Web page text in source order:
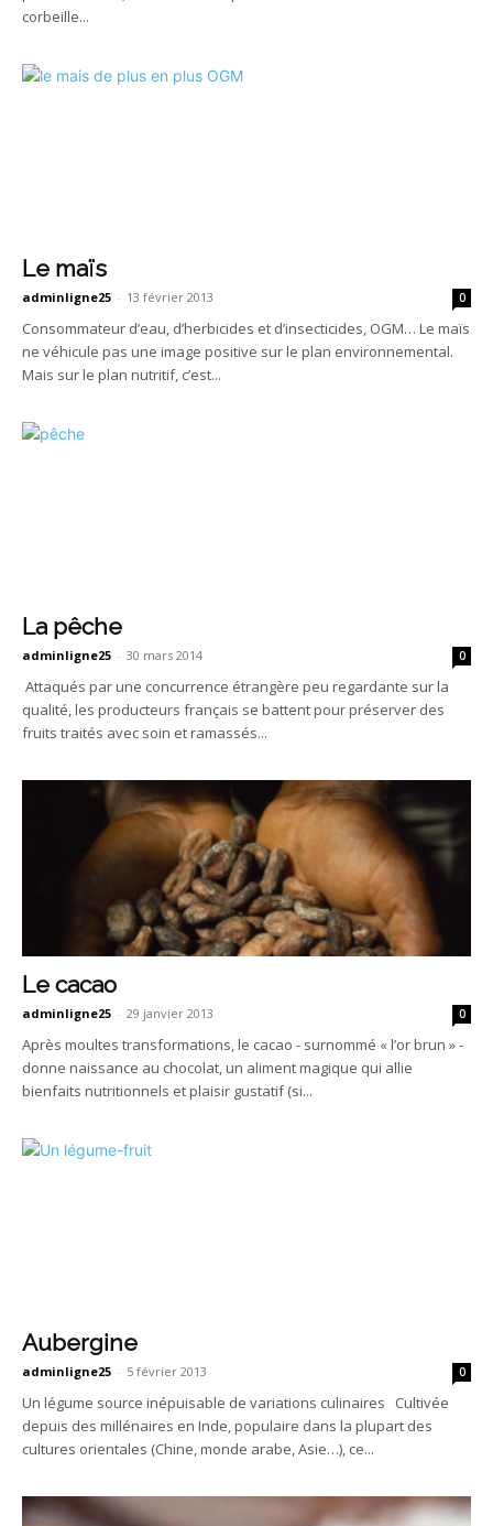
corbeille...
Le maïs
adminligne25 - 13 février 2013 0
Consommateur d’eau, d’herbicides et d’insecticides, OGM… Le maïs
ne véhicule pas une image positive sur le plan environnemental.
Mais sur le plan nutritif, c’est...
La pêche
adminligne25 - 30 mars 2014 0
Attaqués par une concurrence étrangère peu regardante sur la
qualité, les producteurs français se battent pour préserver des
fruits traités avec soin et ramassés...
Le cacao
adminligne25 - 29 janvier 2013 0
Après moultes transformations, le cacao - surnommé « l’or brun » -
donne naissance au chocolat, un aliment magique qui allie
bienfaits nutritionnels et plaisir gustatif (si...
Aubergine
adminligne25 - 5 février 2013 0
Un légume source inépuisable de variations culinaires Cultivée
depuis des millénaires en Inde, populaire dans la plupart des
cultures orientales (Chine, monde arabe, Asie…), ce...